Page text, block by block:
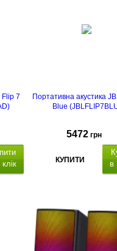
Flip 7
Портативна акустика
Blue
5472 грн
КУПИТИ
в